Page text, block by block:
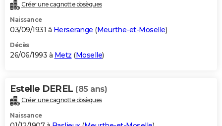
Créer une cagnotte obsèques
Naissance
03/09/1931 à Herserange (Meurthe-et-Moselle)
Décès
26/06/1993 à Metz (Moselle)
Estelle DEREL (85 ans)
Créer une cagnotte obsèques
Naissance